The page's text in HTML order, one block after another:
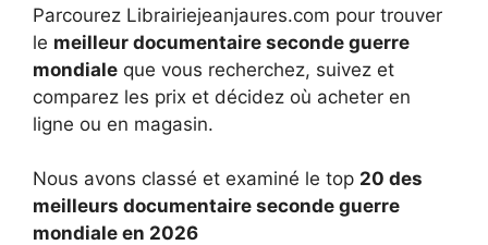
Parcourez Librairiejeanjaures.com pour trouver
le meilleur documentaire seconde guerre
mondiale que vous recherchez, suivez et
comparez les prix et décidez où acheter en
ligne ou en magasin.
Nous avons classé et examiné le top 20 des
meilleurs documentaire seconde guerre
mondiale en 2026